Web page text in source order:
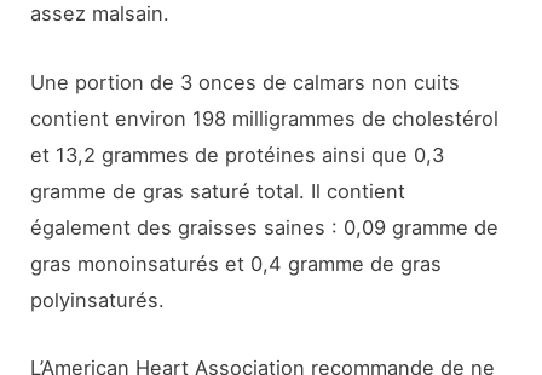
assez malsain.
Une portion de 3 onces de calmars non cuits
contient environ 198 milligrammes de cholestérol
et 13,2 grammes de protéines ainsi que 0,3
gramme de gras saturé total. Il contient
également des graisses saines : 0,09 gramme de
gras monoinsaturés et 0,4 gramme de gras
polyinsaturés.
L’American Heart Association recommande de ne